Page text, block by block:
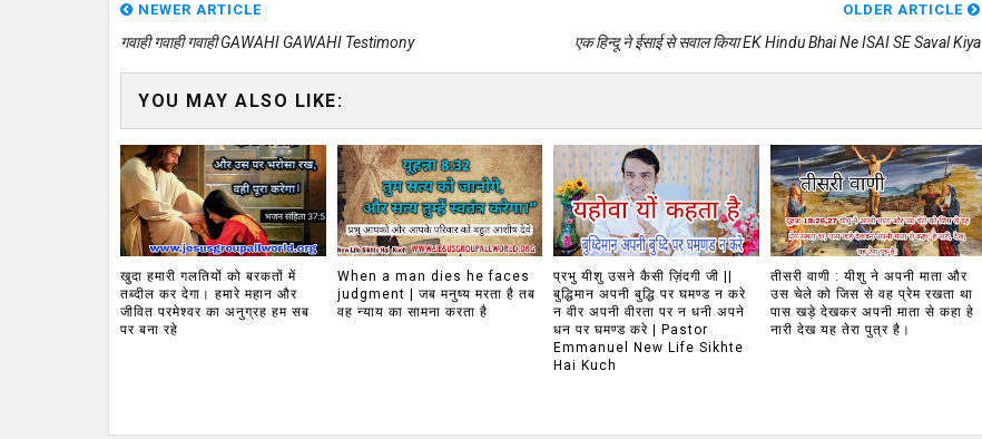
NEWER ARTICLE
गवाही गवाही गवाही GAWAHI GAWAHI Testimony
OLDER ARTICLE
एक हिन्दू ने ईसाई से सवाल किया EK Hindu Bhai Ne ISAI SE Saval Kiya
YOU MAY ALSO LIKE:
खुदा हमारी गलतियों को बरकतों में
तब्दील कर देगा। हमारे महान और
जीवित परमेश्वर का अनुग्रह हम सब
पर बना रहे
When a man dies he faces
judgment | जब मनुष्य मरता है तब
वह न्याय का सामना करता है
प्रभु यीशु उसने कैसी ज़िंदगी जी ||
बुद्धिमान अपनी बुद्धि पर घमण्ड न करे
न वीर अपनी वीरता पर न धनी अपने
धन पर घमण्ड करे | Pastor
Emmanuel New Life Sikhte
Hai Kuch
तीसरी वाणी : यीशु ने अपनी माता और
उस चेले को जिस से वह प्रेम रखता था
पास खड़े देखकर अपनी माता से कहा हे
नारी देख यह तेरा पुत्र है।